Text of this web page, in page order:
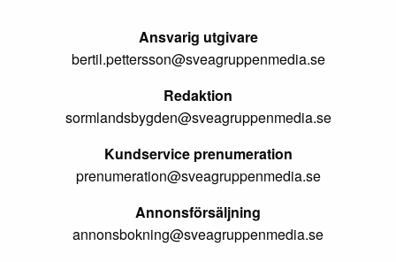
Ansvarig utgivare
bertil.pettersson@sveagruppenmedia.se
Redaktion
sormlandsbygden@sveagruppenmedia.se
Kundservice prenumeration
prenumeration@sveagruppenmedia.se
Annonsförsäljning
annonsbokning@sveagruppenmedia.se